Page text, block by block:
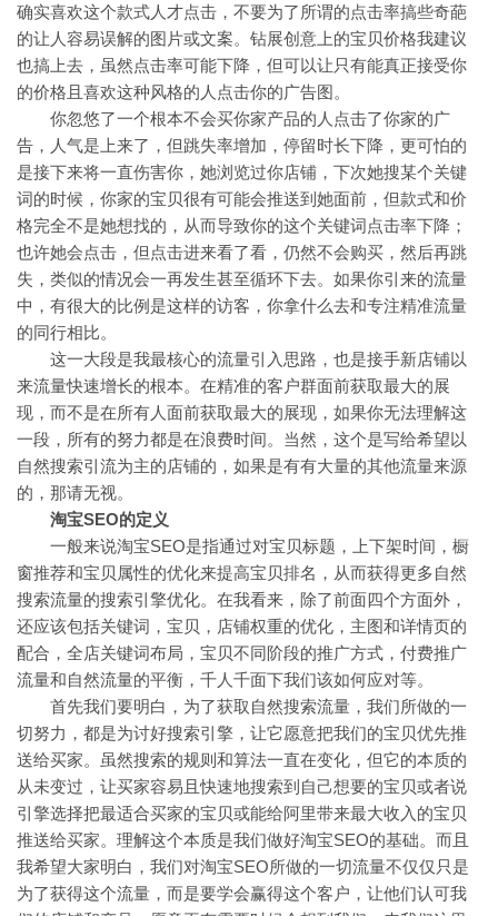
确实喜欢这个款式人才点击，不要为了所谓的点击率搞些奇葩
的让人容易误解的图片或文案。钻展创意上的宝贝价格我建议
也搞上去，虽然点击率可能下降，但可以让只有能真正接受你
的价格且喜欢这种风格的人点击你的广告图。
你忽悠了一个根本不会买你家产品的人点击了你家的广
告，人气是上来了，但跳失率增加，停留时长下降，更可怕的
是接下来将一直伤害你，她浏览过你店铺，下次她搜某个关键
词的时候，你家的宝贝很有可能会推送到她面前，但款式和价
格完全不是她想找的，从而导致你的这个关键词点击率下降；
也许她会点击，但点击进来看了看，仍然不会购买，然后再跳
失，类似的情况会一再发生甚至循环下去。如果你引来的流量
中，有很大的比例是这样的访客，你拿什么去和专注精准流量
的同行相比。
这一大段是我最核心的流量引入思路，也是接手新店铺以
来流量快速增长的根本。在精准的客户群面前获取最大的展
现，而不是在所有人面前获取最大的展现，如果你无法理解这
一段，所有的努力都是在浪费时间。当然，这个是写给希望以
自然搜索引流为主的店铺的，如果是有有大量的其他流量来源
的，那请无视。
淘宝SEO的定义
一般来说淘宝SEO是指通过对宝贝标题，上下架时间，橱
窗推荐和宝贝属性的优化来提高宝贝排名，从而获得更多自然
搜索流量的搜索引擎优化。在我看来，除了前面四个方面外，
还应该包括关键词，宝贝，店铺权重的优化，主图和详情页的
配合，全店关键词布局，宝贝不同阶段的推广方式，付费推广
流量和自然流量的平衡，千人千面下我们该如何应对等。
首先我们要明白，为了获取自然搜索流量，我们所做的一
切努力，都是为讨好搜索引擎，让它愿意把我们的宝贝优先推
送给买家。虽然搜索的规则和算法一直在变化，但它的本质的
从未变过，让买家容易且快速地搜索到自己想要的宝贝或者说
引擎选择把最适合买家的宝贝或能给阿里带来最大收入的宝贝
推送给买家。理解这个本质是我们做好淘宝SEO的基础。而且
我希望大家明白，我们对淘宝SEO所做的一切流量不仅仅只是
为了获得这个流量，而是要学会赢得这个客户，让他们认可我